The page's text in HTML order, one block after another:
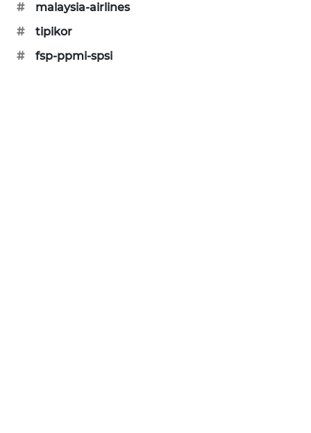
#
malaysia-airlines
#
tipikor
#
fsp-ppmi-spsi
ID